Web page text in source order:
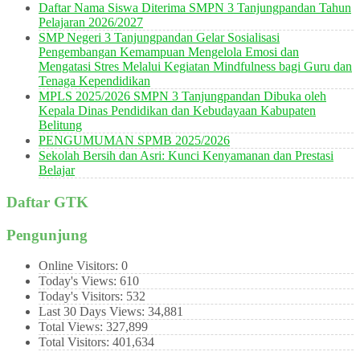
Daftar Nama Siswa Diterima SMPN 3 Tanjungpandan Tahun
Pelajaran 2026/2027
SMP Negeri 3 Tanjungpandan Gelar Sosialisasi
Pengembangan Kemampuan Mengelola Emosi dan
Mengatasi Stres Melalui Kegiatan Mindfulness bagi Guru dan
Tenaga Kependidikan
MPLS 2025/2026 SMPN 3 Tanjungpandan Dibuka oleh
Kepala Dinas Pendidikan dan Kebudayaan Kabupaten
Belitung
PENGUMUMAN SPMB 2025/2026
Sekolah Bersih dan Asri: Kunci Kenyamanan dan Prestasi
Belajar
Daftar GTK
Pengunjung
Online Visitors: 0
Today's Views: 610
Today's Visitors: 532
Last 30 Days Views: 34,881
Total Views: 327,899
Total Visitors: 401,634